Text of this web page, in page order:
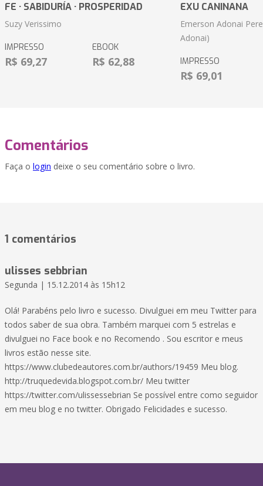
FE · SABIDURÍA · PROSPERIDAD
Suzy Verissimo
IMPRESSO
R$ 69,27
EBOOK
R$ 62,88
EXU CANINANA
Emerson Adonai
Adonai)
IMPRESSO
R$ 69,01
Comentários
Faça o login deixe o seu comentário sobre o livro.
1 comentários
ulisses sebbrian
Segunda | 15.12.2014 às 15h12
Olá! Parabéns pelo livro e sucesso. Divulguei em meu Twitter para
todos saber de sua obra. Também marquei com 5 estrelas e
divulguei no Face book e no Recomendo . Sou escritor e meus
livros estão nesse site.
https://www.clubedeautores.com.br/authors/19459 Meu blog.
http://truquedevida.blogspot.com.br/ Meu twitter
https://twitter.com/ulissessebrian Se possível entre como seguidor
em meu blog e no twitter. Obrigado Felicidades e sucesso.